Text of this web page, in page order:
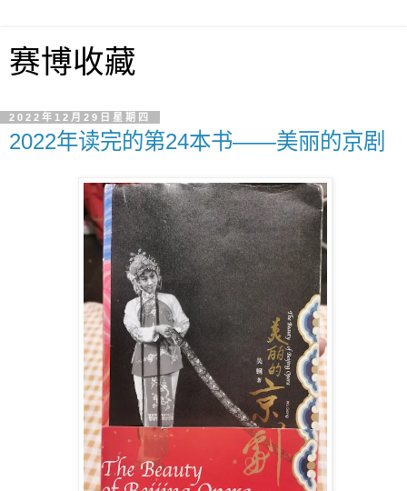
赛博收藏
2022年12月29日星期四
2022年读完的第24本书——美丽的京剧